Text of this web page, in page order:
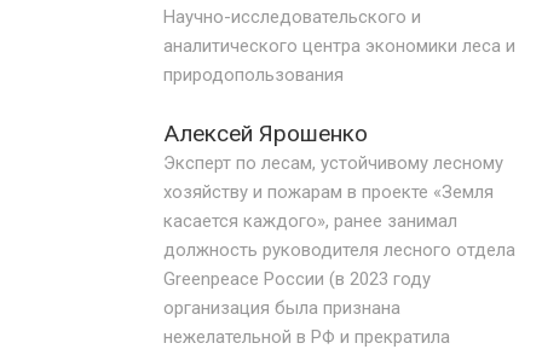
Научно-исследовательского и
аналитического центра экономики леса и
природопользования
Алексей Ярошенко
Эксперт по лесам, устойчивому лесному
хозяйству и пожарам в проекте «Земля
касается каждого», ранее занимал
должность руководителя лесного отдела
Greenpeace России (в 2023 году
организация была признана
нежелательной в РФ и прекратила